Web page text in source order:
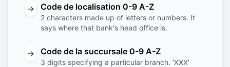
→ Code de localisation 0-9 A-Z
2 characters made up of letters or numbers. It
says where that bank's head office is.
→ Code de la succursale 0-9 A-Z
3 digits specifying a particular branch. 'XXX'